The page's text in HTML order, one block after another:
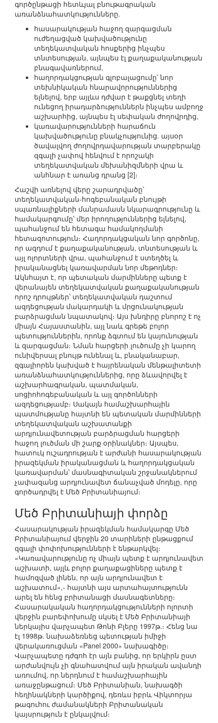
գործընթացի հետևյալ բնութագրական
առանձնահատկությունները.
հասարակության հաջող զարգացման
ուժեղացված կախվածությունը
տեղեկատվական հոսքերից ինչպես
տնտեսության, այնպես էլ քաղաքականության
բնագավառներում,
հաղորդակցության գլոբալացումը՝ նոր
տեխնիկական հնարավորություններից
ելնելով, երբ այլևս դժվար է թաքցնել տեղի
ունեցող իրադարձություններն ինչպես ամբողջ
աշխարհից, այնպես էլ սեփական ժողովրդից,
կառավարությունների հարաճուն
կախվածությունը բնակչությունից. այսօր
ծավալվող ժողովրդավարության տարբերակը
զգալի չափով հենվում է որոշակի
տեղեկատվական մեխանիզմների վրա և
անհնար է առանց դրանց [2]։
Հաշվի առնելով վերը շարադրվածը՝
տեղեկատվական-հոգեբանական բնույթի
սպառնալիքների մանրամասն նկարագրությունը և
համակարգումը՝ մեր իրողություններից ելնելով,
պահանջում են հետագա համակողմանի
հետազոտություն։ Հաղորդակցական նոր գործոնը,
որ ազդում է քաղաքականության, տնտեսության և
այլ ոլորտների վրա, պահանջում է ստեղծել և
իրականացնել կառավարման նոր մեթոդներ։
Ակնհայտ է, որ պետական մարմինները պետք է
վերանայեն տեղեկատվական քաղաքականության
որոշ դրույթներ՝ տեղեկատվական դաշտում
ազդեցության մակարդակի և մրցունակության
բարձրացման նպատակով։ Այս խնդիրը բնորոշ է ոչ
միայն Հայաստանին, այլ նաև գրեթե բոլոր
պետություններին, որոնք ձգտում են կայունության
և զարգացման։ Նման հարցերի լուծումը չի կարող
ունիվերսալ բնույթ ունենալ և, բնականաբար,
զգալիորեն կախված է հայրենական մենթալիտետի
առանձնահատկություններից, որը ձևավորվել է
աշխարհագրական, պատմական,
սոցիոհոգեբանական և այլ գործոնների
ազդեցությամբ։ Սակայն համաշխարհային
պատմությանը հայտնի են պետական մարմինների
տեղեկատվական աշխատանքի
արդյունավետության բարձրացման հարցերի
հաջող լուծման մի շարք օրինակներ։ Այսպես,
հատուկ ուշադրության է արժանի հասարակության
իրազեկման իրականացման և հաղորդակցական
կառավարման՝ մասնագիտական շրջանակներում
չափազանց արդյունավետ ճանաչված մոդելը, որը
գործադրվել է Մեծ Բրիտանիայում։
Մեծ Բրիտանիայի փորձը
Հասարակության իրազեկման համակարգը Մեծ
Բրիտանիայում վերջին 20 տարիների ընթացքում
զգալի փոփոխությունների է ենթարկվել։
«Կառավարությունը ոչ միայն պետք է արդյունավետ
աշխատի, այլև բոլոր քաղաքացիները պետք է
համոզված լինեն, որ այն արդյունավետ է
աշխատում»,- հայտնի այս արտահայտությունն
արել են հենց բրիտանացի մասնագետները։
Հասարակական հաղորդակցությունների ոլորտի
վերջին բարեփոխումը սկսել է Մեծ Բրիտանիայի
ներկայիս վարչապետ Թոնի Բլերը 1997թ.։ Հենց նա
էլ 1998թ. նախաձեռնեց պետության իմիջի
վերակառուցման «Panel 2000» նախագիծը։
Վարչապետը դժգոհ էր այն բանից, որ երկիրն ըստ
արժանվույն չի գնահատվում այն իրական ավանդի
առումով, որ ներդնում է համաշխարհային
առաջընթացում։ Մեծ Բրիտանիան, նախագծի
հեղինակների կարծիքով, դեռևս իբրև Վիկտորյա
թագուհու ժամանակների Բրիտանական
կայսրություն է ընկալվում։